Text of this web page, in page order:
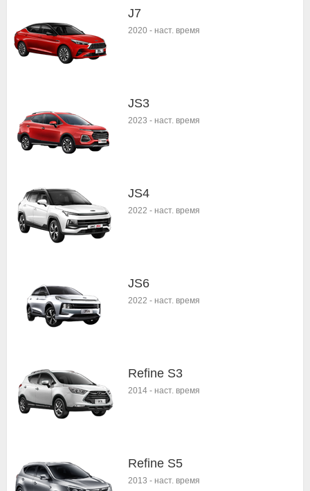
J7
2020 - наст. время
JS3
2023 - наст. время
JS4
2022 - наст. время
JS6
2022 - наст. время
Refine S3
2014 - наст. время
Refine S5
2013 - наст. время